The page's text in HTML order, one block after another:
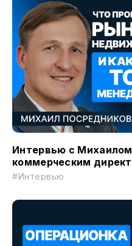
Интервью с
коммерческим
#Интервью